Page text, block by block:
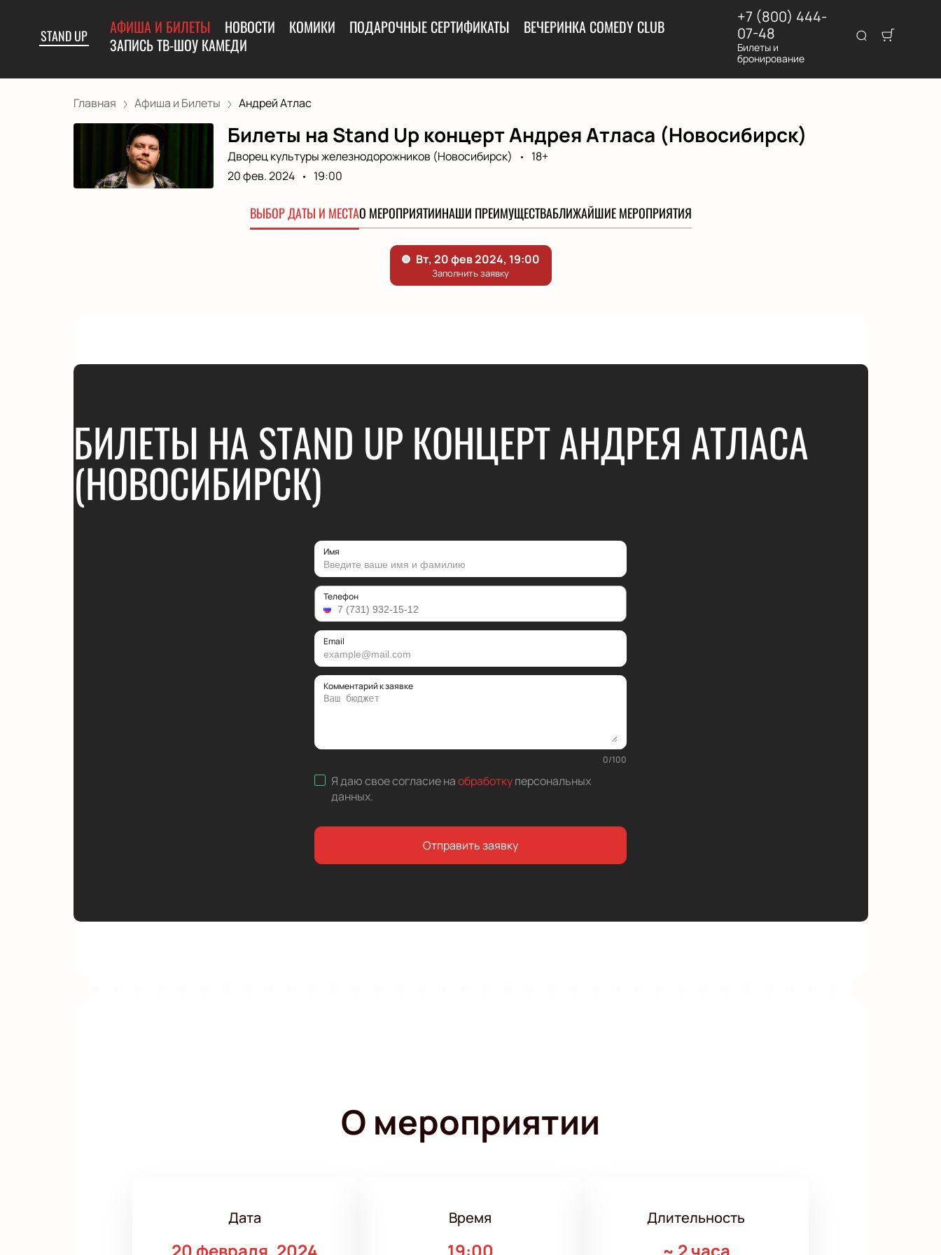
STAND UP АФИША И БИЛЕТЫ НОВОСТИ КОМИКИ ПОДАРОЧНЫЕ СЕРТИФИКАТЫ
ВЕЧЕРИНКА COMEDY CLUB
ЗАПИСЬ ТВ-ШОУ КАМЕДИ
+7 (800) 444-
07-48
Билеты и
бронирование
Главная Афиша и Билеты Андрей Атлас
Билеты на Stand Up концерт Андрея Атласа (Новосибирск)
Дворец культуры железнодорожников (Новосибирск)
18+
20 фев. 2024
19:00
ВЫБОР ДАТЫ И МЕСТАО МЕРОПРИЯТИИНАШИ ПРЕИМУЩЕСТВАБЛИЖАЙШИЕ МЕРОПРИЯТИЯ
БИЛЕТЫ НА STAND UP КОНЦЕРТ АНДРЕЯ АТЛАСА
(НОВОСИБИРСК)
Имя
Телефон
Email
Комментарий к заявке
0/100
Я даю свое согласие наобработкуперсональных
данных.
Отправить заявку
О мероприятии
Дата
20 февраля, 2024
Время
19:00
Длительность
~ 2 часа